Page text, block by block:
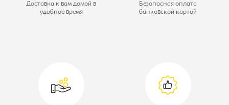
Коллекция: Дублин
Доставка к вам домой в
удобное время
Безопасная оплата
банковской картой